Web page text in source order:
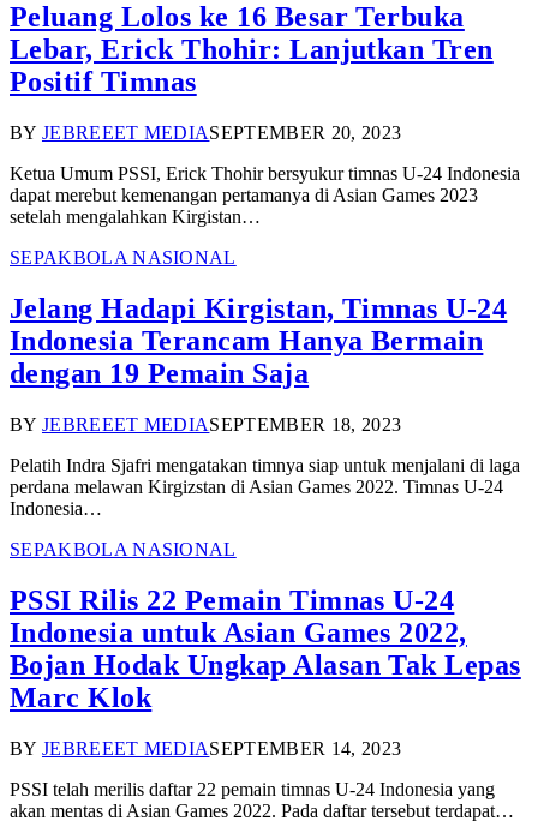
Peluang Lolos ke 16 Besar Terbuka
Lebar, Erick Thohir: Lanjutkan Tren
Positif Timnas
BY JEBREEET MEDIASEPTEMBER 20, 2023
Ketua Umum PSSI, Erick Thohir bersyukur timnas U-24 Indonesia
dapat merebut kemenangan pertamanya di Asian Games 2023
setelah mengalahkan Kirgistan…
SEPAKBOLA NASIONAL
Jelang Hadapi Kirgistan, Timnas U-24
Indonesia Terancam Hanya Bermain
dengan 19 Pemain Saja
BY JEBREEET MEDIASEPTEMBER 18, 2023
Pelatih Indra Sjafri mengatakan timnya siap untuk menjalani di laga
perdana melawan Kirgizstan di Asian Games 2022. Timnas U-24
Indonesia…
SEPAKBOLA NASIONAL
PSSI Rilis 22 Pemain Timnas U-24
Indonesia untuk Asian Games 2022,
Bojan Hodak Ungkap Alasan Tak Lepas
Marc Klok
BY JEBREEET MEDIASEPTEMBER 14, 2023
PSSI telah merilis daftar 22 pemain timnas U-24 Indonesia yang
akan mentas di Asian Games 2022. Pada daftar tersebut terdapat…